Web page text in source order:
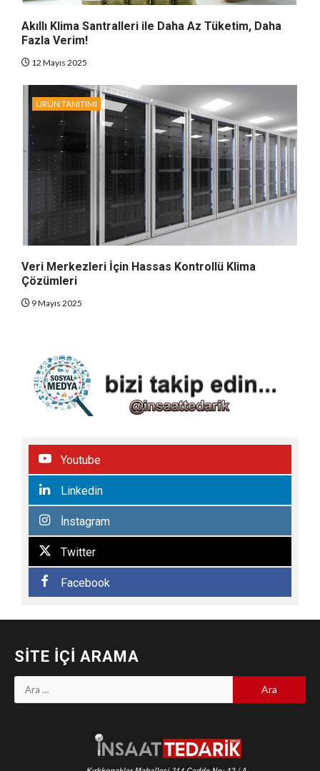
Akıllı Klima Santralleri ile Daha Az Tüketim, Daha
Fazla Verim!
12 Mayıs 2025
ÜRÜN TANITIMI
Veri Merkezleri İçin Hassas Kontrollü Klima
Çözümleri
9 Mayıs 2025
Youtube
Linkedin
İnstagram
Twitter
Facebook
SITE İÇI ARAMA
Arama: